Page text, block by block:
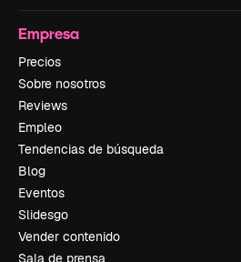
Empresa
Precios
Sobre nosotros
Reviews
Empleo
Tendencias de búsqueda
Blog
Eventos
Slidesgo
Vender contenido
Sala de prensa